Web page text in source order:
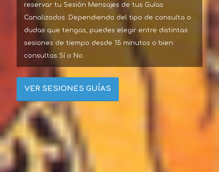
reservar tu Sesión Mensajes de tus Guías
Canalizados. Dependiendo del tipo de consulta o
dudas que tengas, puedes elegir entre distintas
sesiones de tiempo desde 15 minutos o bien
consultas Sí o No.
VER SESIONES GUÍAS